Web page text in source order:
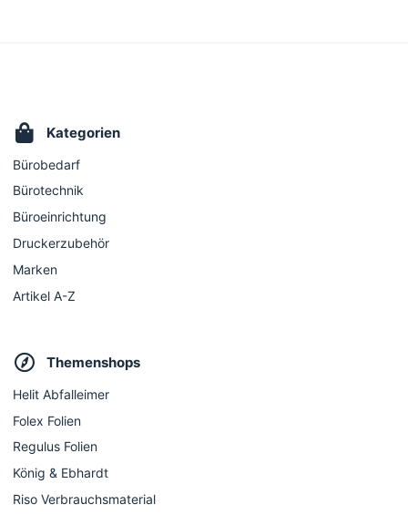
Kategorien
Bürobedarf
Bürotechnik
Büroeinrichtung
Druckerzubehör
Marken
Artikel A-Z
Themenshops
Helit Abfalleimer
Folex Folien
Regulus Folien
König & Ebhardt
Riso Verbrauchsmaterial